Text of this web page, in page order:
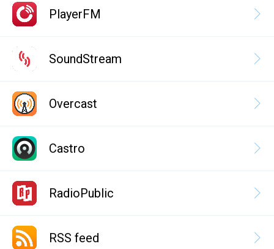
PlayerFM
SoundStream
Overcast
Castro
RadioPublic
RSS feed